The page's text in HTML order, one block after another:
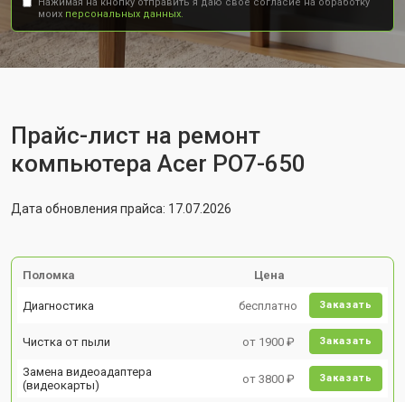
моих персональных данных.
Прайс-лист на ремонт
компьютера Acer PO7-650
Дата обновления прайса: 17.07.2026
Поломка Цена
Диагностика бесплатно Заказать
Чистка от пыли от 1900 ₽ Заказать
Замена видеоадаптера
(видеокарты)
от 3800 ₽ Заказать